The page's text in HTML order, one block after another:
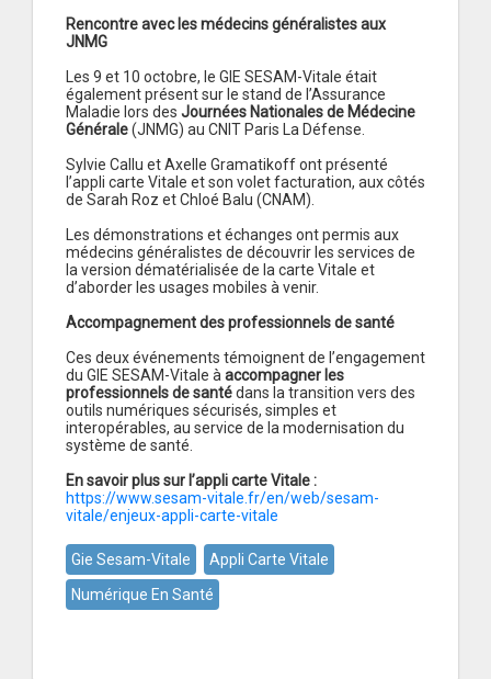
Rencontre avec les médecins généralistes aux
JNMG
Les 9 et 10 octobre, le GIE SESAM-Vitale était
également présent sur le stand de l’Assurance
Maladie lors des Journées Nationales de Médecine
Générale(JNMG) au CNIT Paris La Défense.
Sylvie Callu et Axelle Gramatikoff ont présenté
l’appli carte Vitale et son volet facturation, aux côtés
de Sarah Roz et Chloé Balu (CNAM).
Les démonstrations et échanges ont permis aux
médecins généralistes de découvrir les services de
la version dématérialisée de la carte Vitale et
d’aborder les usages mobiles à venir.
Accompagnement des professionnels de santé
Ces deux événements témoignent de l’engagement
du GIE SESAM-Vitale àaccompagner les
professionnels de santédans la transition vers des
outils numériques sécurisés, simples et
interopérables, au service de la modernisation du
système de santé.
En savoir plus sur l’appli carte Vitale :
https://www.sesam-vitale.fr/en/web/sesam-
vitale/enjeux-appli-carte-vitale
Gie Sesam-Vitale
Appli Carte Vitale
Numérique En Santé